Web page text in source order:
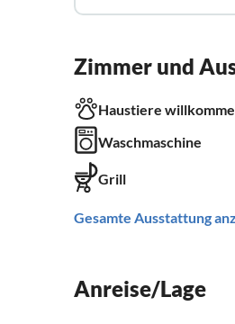
Zimmer und
Haustiere
Waschmaschine
Grill
Gesamte Ausstattung
Anreise/Lage